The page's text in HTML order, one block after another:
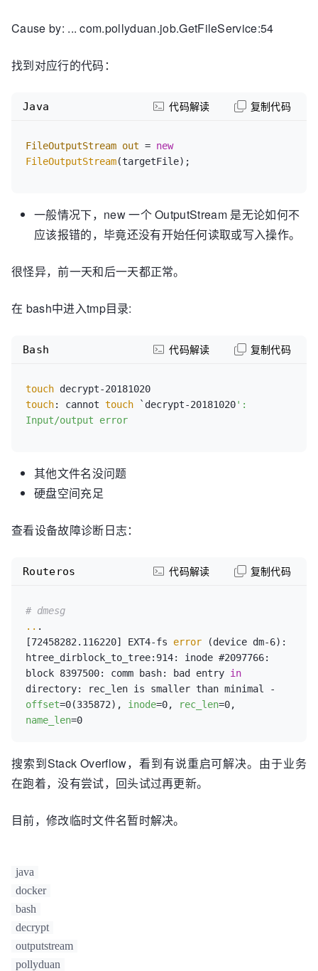
Cause by: ... com.pollyduan.job.GetFileService:54
找到对应行的代码：
FileOutputStream out = new
FileOutputStream
Java 代码解读 复制代码
一般情况下，new 一个 OutputStream 是无论如何不
应该报错的，毕竟还没有开始任何读取或写入操作。
很怪异，前一天和后一天都正常。
在 bash中进入tmp目录:
touch
touch: cannot touch `decrypt-20181020':
Bash 代码解读 复制代码
其他文件名没问题
硬盘空间充足
查看设备故障诊断日志：
# dmesg
.. .
[72458282.116220] EXT4-fs error (device dm-6):
htree_dirblock_to_tree:914: inode #2097766:
block 8397500: comm bash: bad entry in
offset=0(335872), inode=0, rec_len
name_len
Routeros 代码解读 复制代码
搜索到Stack Overflow，看到有说重启可解决。由于业务
在跑着，没有尝试，回头试过再更新。
目前，修改临时文件名暂时解决。
java
docker
bash
decrypt
outputstream
pollyduan